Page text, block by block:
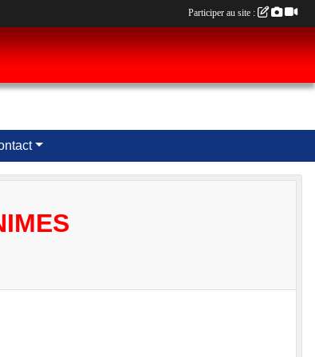
Participer au site :